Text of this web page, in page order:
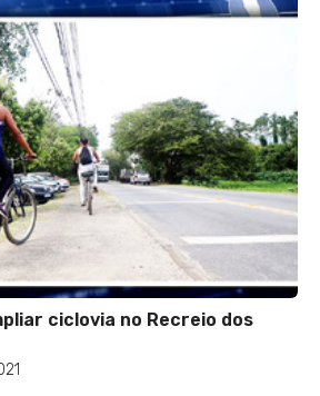
ciclovia no Recreio dos